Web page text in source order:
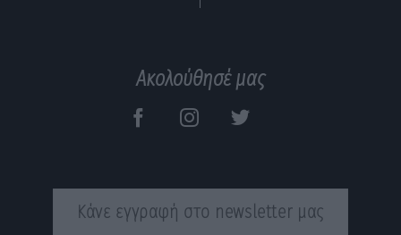
Ακολούθησέ μας
Κάνε εγγραφή στο newsletter μας